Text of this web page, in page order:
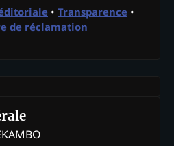
• Transparence •
de réclamation